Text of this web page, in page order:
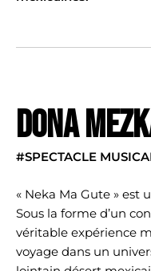
DONA
#SPECTACLE
« Neka Ma Gute » est
Sous la forme d’un
véritable expérience
voyage dans un